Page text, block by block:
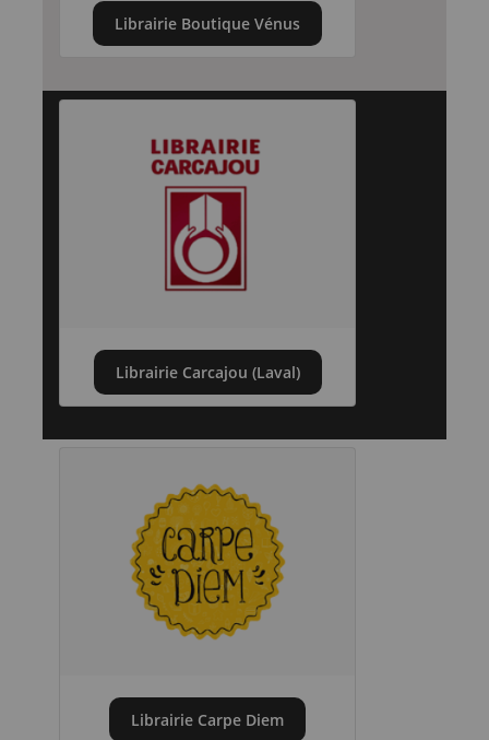
Librairie Boutique Vénus
Librairie Carcajou (Laval)
Librairie Carpe Diem